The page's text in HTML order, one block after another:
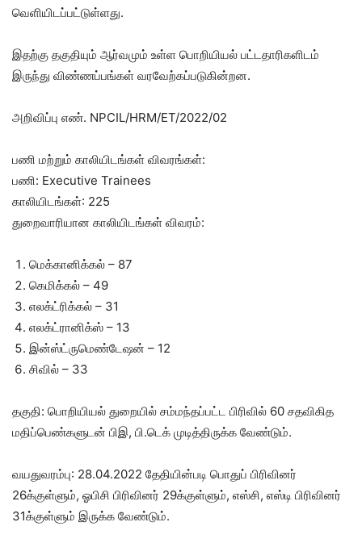
வெளியிடப்பட்டுள்ளது.
இதற்கு தகுதியும் ஆர்வமும் உள்ள பொறியியல் பட்டதாரிகளிடம்
இருந்து விண்ணப்பங்கள் வரவேற்கப்படுகின்றன.
அறிவிப்பு எண். NPCIL/HRM/ET/2022/02
பணி மற்றும் காலியிடங்கள் விவரங்கள்:
பணி: Executive Trainees
காலியிடங்கள்: 225
துறைவாரியான காலியிடங்கள் விவரம்:
மெக்கானிக்கல் – 87
கெமிக்கல் – 49
எலக்ட்ரிக்கல் – 31
எலக்ட்ரானிக்ஸ் – 13
இன்ஸ்ட்ருமெண்டேஷன் – 12
சிவில் – 33
தகுதி: பொறியியல் துறையில் சம்மந்தப்பட்ட பிரிவில் 60 சதவிகித
மதிப்பெண்களுடன் பிஇ, பி.டெக் முடித்திருக்க வேண்டும்.
வயதுவரம்பு: 28.04.2022 தேதியின்படி பொதுப் பிரிவினர்
26க்குள்ளும், ஓபிசி பிரிவினர் 29க்குள்ளும், எஸ்சி, எஸ்டி பிரிவினர்
31க்குள்ளும் இருக்க வேண்டும்.